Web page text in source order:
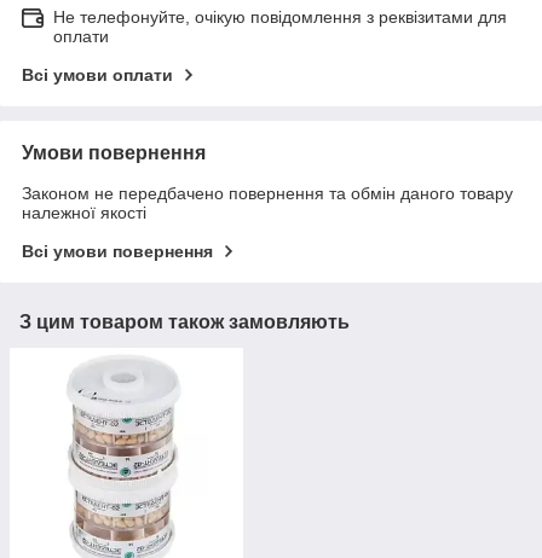
Не телефонуйте, очікую повідомлення з реквізитами для
оплати
Всі умови оплати
Умови повернення
Законом не передбачено повернення та обмін даного товару
належної якості
Всі умови повернення
З цим товаром також замовляють